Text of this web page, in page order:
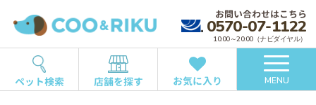
お問い合わせはこちら
0570-07-1122
10:00～20:00（ナビダイヤル）
ペット検索 店舗を探す お気に入り MENU